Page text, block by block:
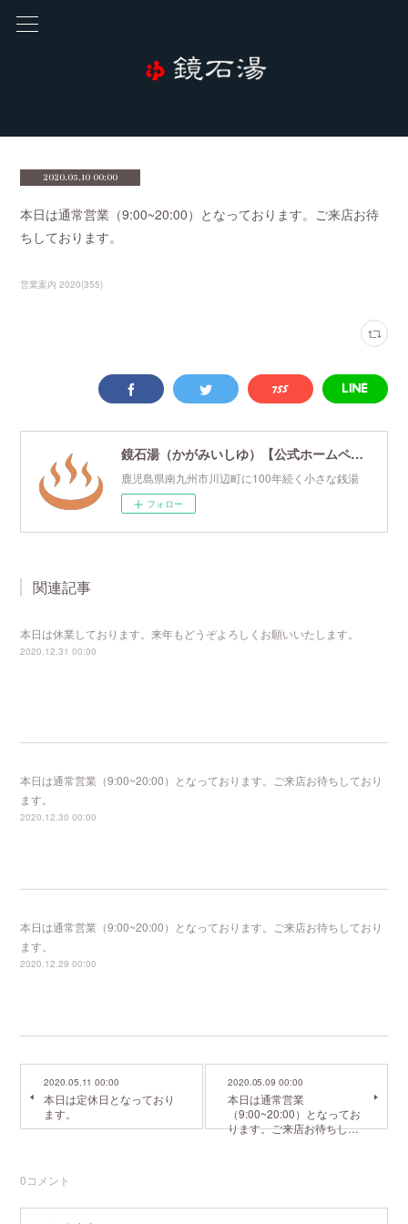
2020.05.10 00:00
本日は通常営業（9:00~20:00）となっております。ご来店お待
ちしております。
営業案内 2020(355)
鏡石湯（かがみいしゆ）【公式ホームページ】
鹿児島県南九州市川辺町に100年続く小さな銭湯
フォロー
関連記事
本日は休業しております。来年もどうぞよろしくお願いいたします。
2020.12.31 00:00
本日は通常営業（9:00~20:00）となっております。ご来店お待ちしており
ます。
2020.12.30 00:00
本日は通常営業（9:00~20:00）となっております。ご来店お待ちしており
ます。
2020.12.29 00:00
2020.05.11 00:00
本日は定休日となっており
ます。
2020.05.09 00:00
本日は通常営業
（9:00~20:00）となってお
ります。ご来店お待ちし…
0コメント